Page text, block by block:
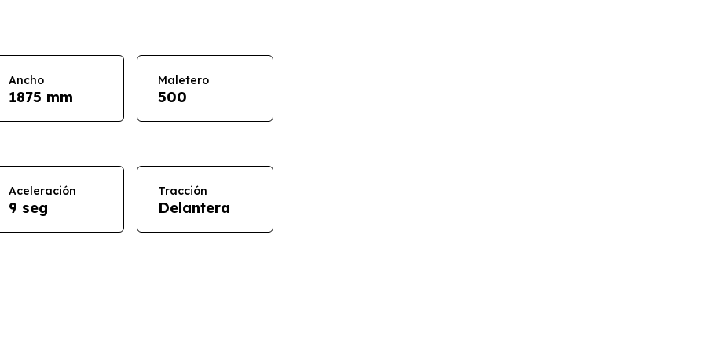
Ancho
1875 mm
Maletero
500
Aceleración
9 seg
Tracción
Delantera